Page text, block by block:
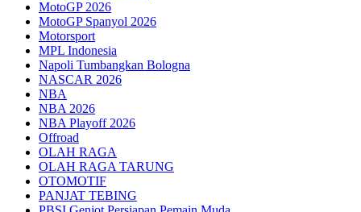
MotoGP 2026
MotoGP Spanyol 2026
Motorsport
MPL Indonesia
Napoli Tumbangkan Bologna
NASCAR 2026
NBA
NBA 2026
NBA Playoff 2026
Offroad
OLAH RAGA
OLAH RAGA TARUNG
OTOMOTIF
PANJAT TEBING